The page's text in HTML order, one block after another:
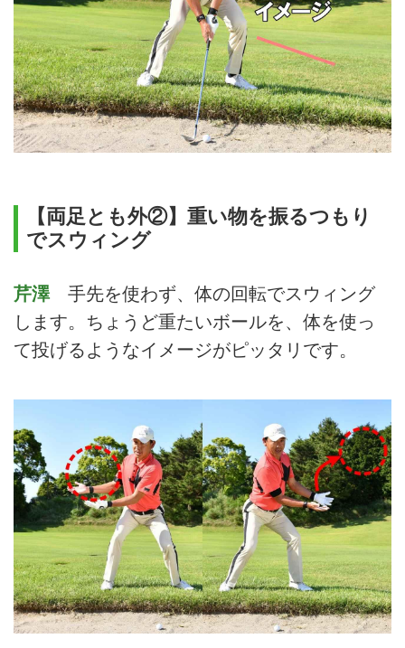
【両足とも外②】重い物を振るつもり
でスウィング
芹澤手先を使わず、体の回転でスウィング
します。ちょうど重たいボールを、体を使っ
て投げるようなイメージがピッタリです。